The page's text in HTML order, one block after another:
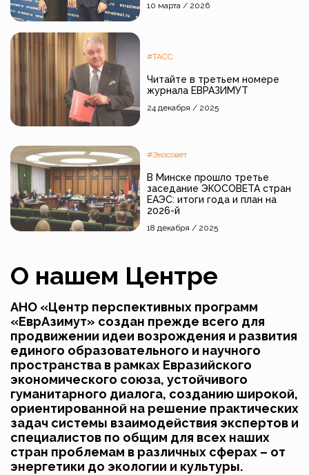
10 марта / 2026
#ТАСС
Читайте в третьем номере
журнала ЕВРАЗИМУТ
24 декабря / 2025
#Экосовет
В Минске прошло третье
заседание ЭКОСОВЕТА стран
ЕАЭС: итоги года и план на
2026-й
18 декабря / 2025
О нашем Центре
АНО «Центр перспективных программ
«ЕврАзимут» создан прежде всего для
продвижении идеи возрождения и развития
единого образовательного и научного
пространства в рамках Евразийского
экономического союза, устойчивого
гуманитарного диалога, созданию широкой,
ориентированной на решение практических
задач системы взаимодействия экспертов и
специалистов по общим для всех наших
стран проблемам в различных сферах – от
энергетики до экологии и культуры.